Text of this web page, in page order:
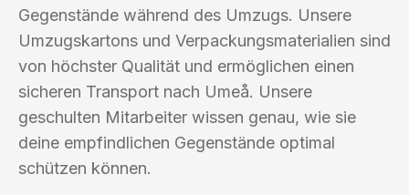
Gegenstände während des Umzugs. Unsere
Umzugskartons und Verpackungsmaterialien sind
von höchster Qualität und ermöglichen einen
sicheren Transport nach Umeå. Unsere
geschulten Mitarbeiter wissen genau, wie sie
deine empfindlichen Gegenstände optimal
schützen können.